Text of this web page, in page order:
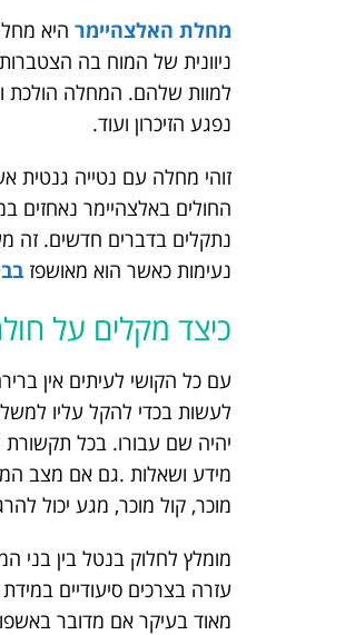
מחלת האלצהיימר היא
ניוונית של המוח בה
למוות שלהם. המחלה הולכת
נפגע הזיכרון ועוד.
זוהי מחלה עם נטייה גנטית
החולים באלצהיימר נאחזים
נתקלים בדברים חדשים. זה
נעימות כאשר הוא מאושפז
כיצד מקלים על
עם כל הקושי לעיתים אין
לעשות בכדי להקל עליו למשל
יהיה שם עבורו. בכל
מידע ושאלות .גם אם מצב
מוכר, קול מוכר, מגע יכול
מומלץ לחלוק בנטל בין בני
עזרה בצרכים סיעודיים
מאוד בעיקר אם מדובר